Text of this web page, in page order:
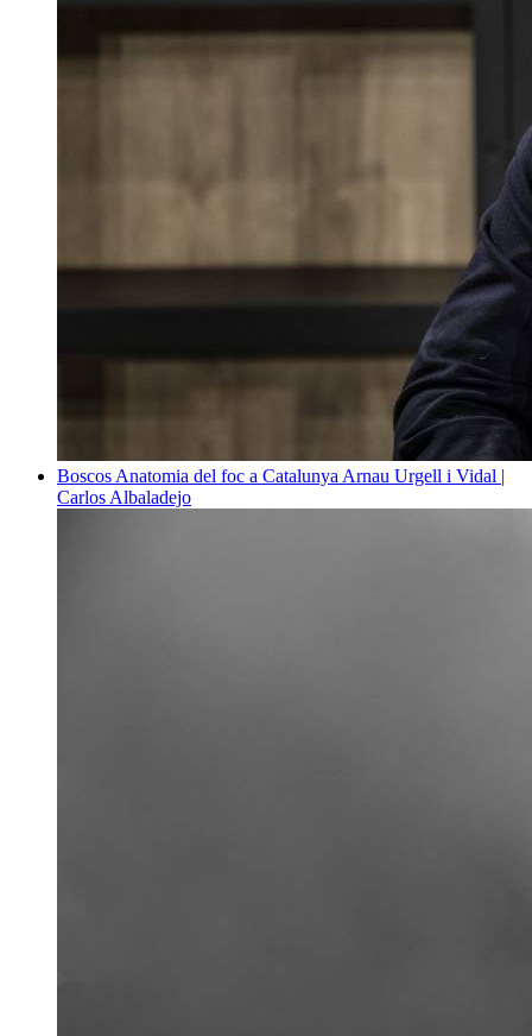
Boscos Anatomia del foc a Catalunya Arnau Urgell i Vidal |
Carlos Albaladejo